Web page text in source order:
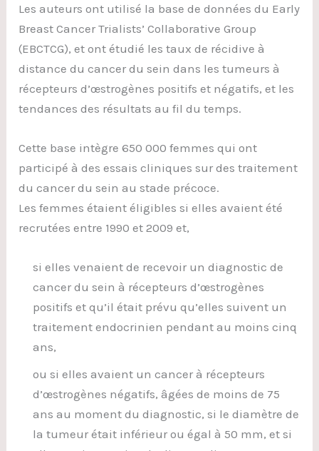
Les auteurs ont utilisé la base de données du Early
Breast Cancer Trialists’ Collaborative Group
(EBCTCG), et ont étudié les taux de récidive à
distance du cancer du sein dans les tumeurs à
récepteurs d’œstrogènes positifs et négatifs, et les
tendances des résultats au fil du temps.
Cette base intègre 650 000 femmes qui ont
participé à des essais cliniques sur des traitement
du cancer du sein au stade précoce.
Les femmes étaient éligibles si elles avaient été
recrutées entre 1990 et 2009 et,
si elles venaient de recevoir un diagnostic de
cancer du sein à récepteurs d’œstrogènes
positifs et qu’il était prévu qu’elles suivent un
traitement endocrinien pendant au moins cinq
ans,
ou si elles avaient un cancer à récepteurs
d’œstrogènes négatifs, âgées de moins de 75
ans au moment du diagnostic, si le diamètre de
la tumeur était inférieur ou égal à 50 mm, et si